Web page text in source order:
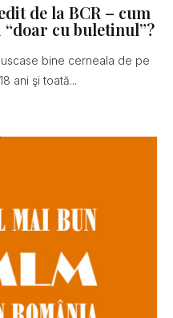
de la BCR – cum
cu buletinul”?
bine cerneala de pe
ani şi toată...